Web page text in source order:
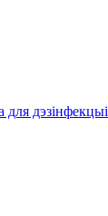
дэзінфекцыі